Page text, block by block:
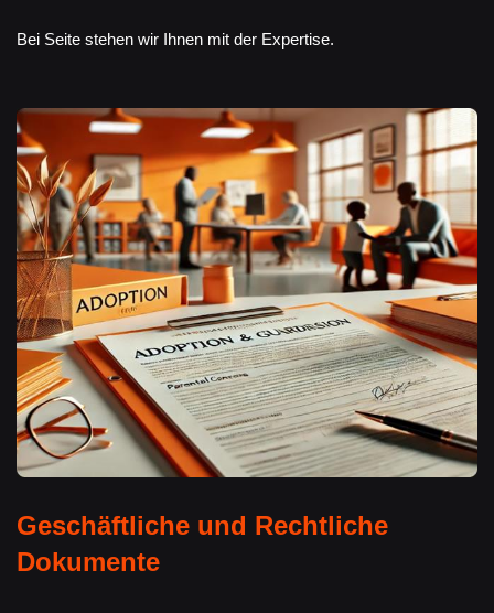
Bei Seite stehen wir Ihnen mit der Expertise.
Geschäftliche und Rechtliche
Dokumente